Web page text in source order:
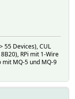
55 Devices), CUL
RPi mit 1-Wire
mit MQ-5 und MQ-9